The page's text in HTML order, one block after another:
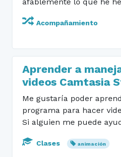
Acompañamiento
Aprender a
videos Camtasia
Me gustaría poder
programa para hacer
Si alguien me puede
Clases animación